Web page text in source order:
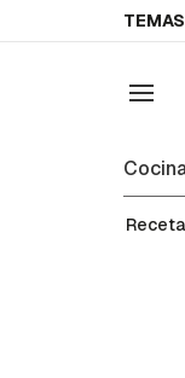
TEMAS